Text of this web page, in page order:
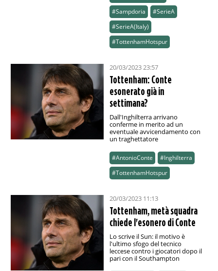
#Sampdoria
#SerieA
#SerieA(Italy)
#TottenhamHotspur
20/03/2023 23:57
Tottenham: Conte
esonerato già in
settimana?
Dall'Inghilterra arrivano
conferme in merito ad un
eventuale avvicendamento con
un traghettatore
#AntonioConte
#Inghilterra
#TottenhamHotspur
20/03/2023 11:13
Tottenham, metà squadra
chiede l'esonero di Conte
Lo scrive il Sun: il motivo è
l'ultimo sfogo del tecnico
leccese contro i giocatori dopo il
pari con il Southampton